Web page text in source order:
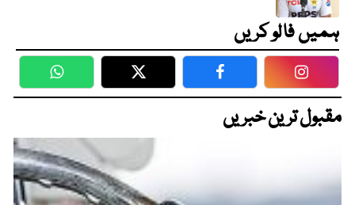
ہمیں فالو کریں
WhatsApp Twitter Facebook
مقبول ترین خبریں